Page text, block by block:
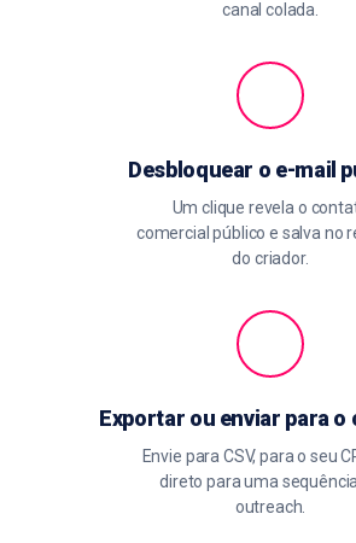
canal colada.
Desbloquear o e-mail
Um clique revela o
comercial público e salva no
do criador.
Exportar ou enviar para o
Envie para CSV, para o seu
direto para uma
outreach.